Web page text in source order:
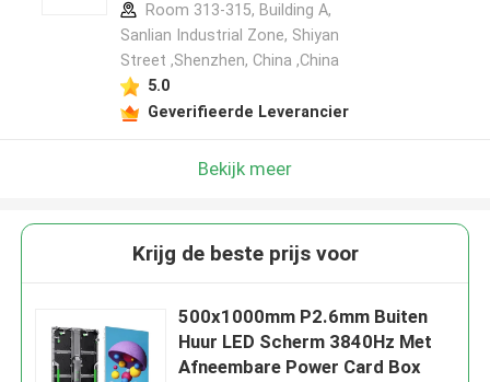
Room 313-315, Building A,
Sanlian Industrial Zone, Shiyan
Street ,Shenzhen, China ,China
5.0
Geverifieerde Leverancier
Bekijk meer
Krijg de beste prijs voor
500x1000mm P2.6mm Buiten
Huur LED Scherm 3840Hz Met
Afneembare Power Card Box